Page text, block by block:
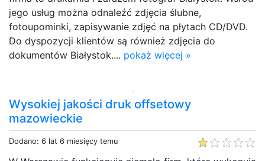
jego usług można odnaleźć zdjęcia ślubne,
fotoupominki, zapisywanie zdjęć na płytach CD/DVD.
Do dyspozycji klientów są również zdjęcia do
dokumentów Białystok.... pokaż więcej »
Wysokiej jakości druk offsetowy
mazowieckie
Dodano: 6 lat 6 miesięcy temu